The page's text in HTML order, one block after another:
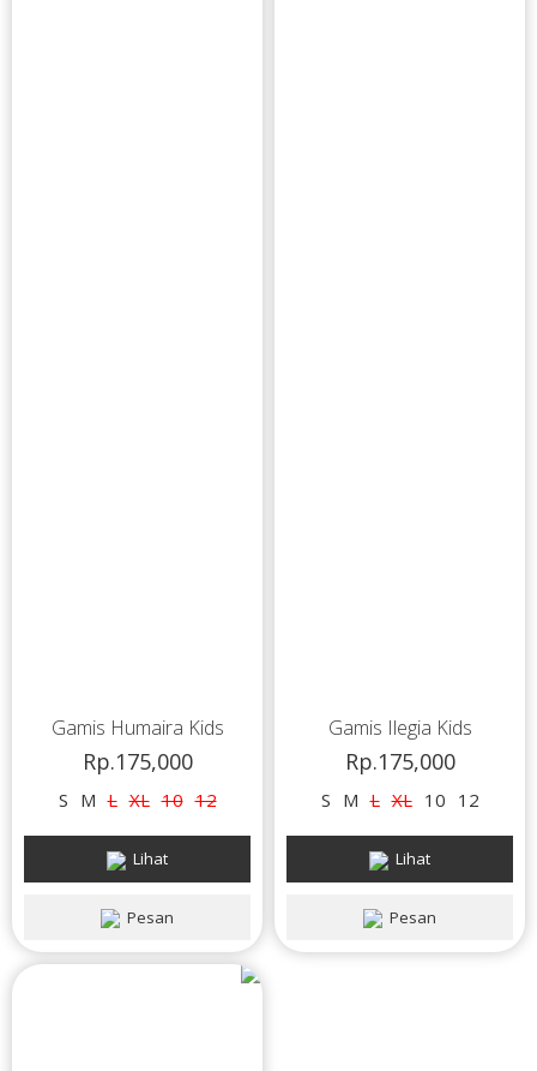
Gamis Humaira Kids
Rp.175,000
S M L XL 10 12
Pesan
Lihat
Gamis Ilegia Kids
Rp.175,000
S M L XL 10 12
Pesan
Lihat